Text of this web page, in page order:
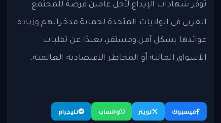
توفر شهادات الإيداع لأجل عامين فرصة للمجتمع
العربي في الولايات المتحدة لحماية مدخراتهم وزيادة
عوائدها بشكل آمن ومستقر، بعيدًا عن تقلبات
الأسواق المالية أو المخاطر الاقتصادية العالمية.
فيسبوك تويتر واتساب
تليجرام